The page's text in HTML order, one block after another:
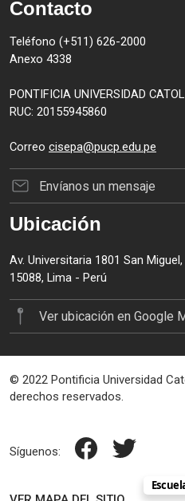
Contacto
Teléfono (+511) 626-2000
Anexo 4338
PONTIFICIA UNIVERSIDAD
RUC: 20155945860
Correo cisepa@pucp.edu.pe
Envíanos un mensaje
Ubicación
Av. Universitaria 1801 San Miguel,
15088, Lima - Perú
Ver ubicación en Google
© 2022 Pontificia Universidad
derechos reservados.
Síguenos: